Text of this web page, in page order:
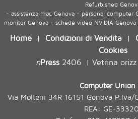
Refurbished
- assistenza mac Genova - personal
monitor Genova - schede video NVIDIA
Home | Condizioni di Vendita |
Cookies
nPress2406| Vetrina orizz
Computer Union
Via Molteni 34R 16151 Genova
REA: GE-